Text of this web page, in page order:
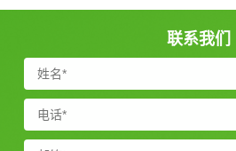
联系我们